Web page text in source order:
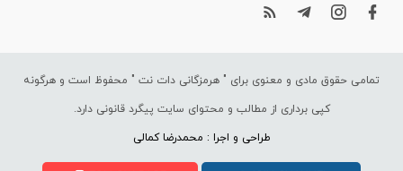
تمامی حقوق مادی و معنوی برای " هرمزگانی دات نت " محفوظ است و هرگونه
کپی برداری از مطالب و محتوای سایت پیگرد قانونی دارد.
طراحی و اجرا : محمدرضا کمالی